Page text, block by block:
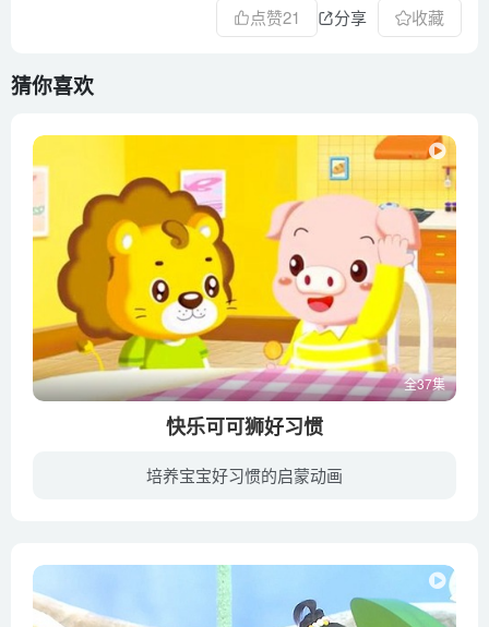
点赞21 分享 收藏
猜你喜欢
全37集
快乐可可狮好习惯
培养宝宝好习惯的启蒙动画